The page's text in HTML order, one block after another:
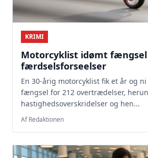
KRIMI
Motorcyklist idømt fængsel
færdselsforseelser
En 30-årig motorcyklist fik et år og
fængsel for 212 overtrædelser,
hastighedsoverskridelser og hen...
Af Redaktionen